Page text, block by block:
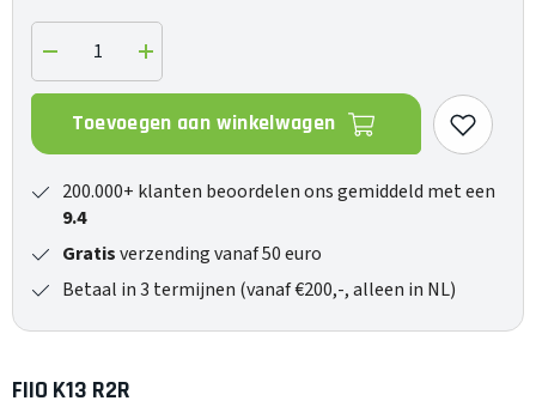
Verlaag
de
hoeveelheid
voor
Verhoog
de
hoeveelheid
K13
Toevoegen aan winkelwagen
200.000+ klanten beoordelen ons gemiddeld met een
9.4
Gratisverzending vanaf 50 euro
Betaal in 3 termijnen (vanaf €200,-, alleen in NL)
FIIO K13 R2R